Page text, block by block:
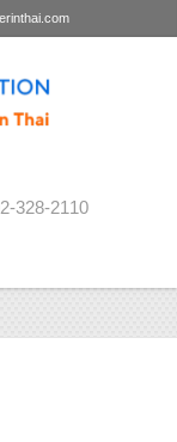
328-2110